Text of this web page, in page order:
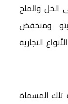
الخل والملح
ومنخفض
التجارية
تلك المسماة